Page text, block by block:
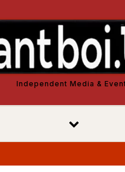
Independent Media &